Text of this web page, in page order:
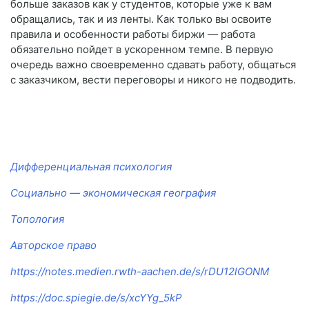
больше заказов как у студентов, которые уже к вам
обращались, так и из ленты. Как только вы освоите
правила и особенности работы биржи — работа
обязательно пойдет в ускоренном темпе. В первую
очередь важно своевременно сдавать работу, общаться
с заказчиком, вести переговоры и никого не подводить.
Дифференциальная психология
Социально — экономическая география
Топология
Авторское право
https://notes.medien.rwth-aachen.de/s/rDU12lGONM
https://doc.spiegie.de/s/xcYYg_5kP